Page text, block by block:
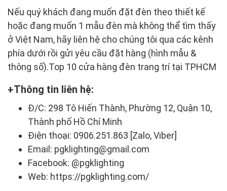
Nếu quý khách đang muốn đặt đèn theo thiết kế
hoặc đang muốn 1 mẫu đèn mà không thể tìm thấy
ở Việt Nam, hãy liên hệ cho chúng tôi qua các kênh
phía dưới rồi gửi yêu cầu đặt hàng (hình mẫu &
thông số).Top 10 cửa hàng đèn trang trí tại TPHCM
Thông tin liên hệ:
Đ/C: 298 Tô Hiến Thành, Phường 12, Quận 10,
Thành phố Hồ Chí Minh
Điện thoại: 0906.251.863 [Zalo, Viber]
Email: pgklighting@gmail.com
Facebook: @pgklighting
Web: https://pgklighting.com/